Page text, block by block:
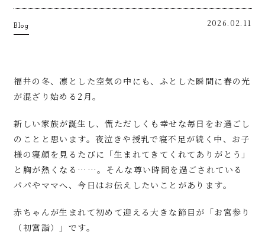
Blog 2026.02.11
福井の冬、凛とした空気の中にも、ふとした瞬間に春の光
が混ざり始める2月。
新しい家族が誕生し、慌ただしくも幸せな毎日をお過ごし
のことと思います。夜泣きや授乳で寝不足が続く中、お子
様の寝顔を見るたびに「生まれてきてくれてありがとう」
と胸が熱くなる……。そんな尊い時間を過ごされている
パパやママへ、今日はお伝えしたいことがあります。
赤ちゃんが生まれて初めて迎える大きな節目が「お宮参り
（初宮詣）」です。